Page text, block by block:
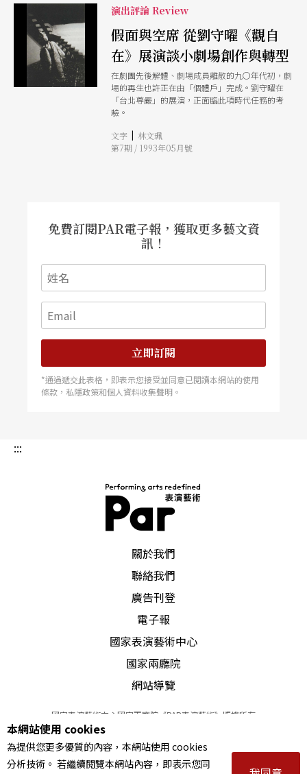
一個設計者，該說的，能說的，會說的，應該就是
在自己的設計裡頭」，因此作為一個劇場設計典範
的回顧展，設計相關資料的展示，應是最為重要的
部分，也是我的期待：如何能透過展品的歸類排比
陳列，說明資料的補充，和參觀動線的規劃，引導
他如何將對劇場的愛，表現在用心刻畫的線條和色
彩之中。 規劃完整的旅行或隨性漫遊？ 特展策展
人以副標題：「劇場幕後迷人的小旅行」，勾勒聶
先生60年劇場生涯軌跡，呼應「片刻迷人」的理
想，反映策展初衷與個人感性。只是，以實際觀賞
經驗而論，因為展品陳列方式、空間規劃、和執行
細節的諸多問題，這趟旅行卻比較像是一場方向、
演出評論 Review
假面與空席 從劉守曜《觀自
在》展演談小劇場創作與轉型
在劇團先後解體、劇場成員離散的九〇年代初，劇
場的再生也許正在由「個體戶」完成。劉守曜在
「台北尊嚴」的展演，正面臨此項時代任務的考
驗。
文字 | 林文珮
第7期 / 1993年05月號
免費訂閱PAR電子報，獲取更多藝文資
訊！
立即訂閱
*通過遞交此表格，即表示您接受並同意已閱讀本網站的使用
條款，私隱政策和個人資料收集聲明。
:::
關於我們
聯絡我們
廣告刊登
電子報
國家表演藝術中心
國家兩廳院
網站導覽
國家表演藝術中心國家兩廳院《PAR表演藝術》版權所有
© 2022Performing arts redefined. All Rights Reserved
統一編號 Tax Id number 00973926
本站所提供相關演出資訊，如有異動應以主辦單位公告為準。
本網站使用 cookies
為提供您更多優質的內容，本網站使用 cookies
分析技術。 若繼續閱覽本網站內容，即表示您同